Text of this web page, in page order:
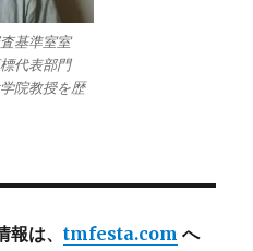
基準室室
代表部門
院教授を歴
報は、tmfesta.com へ